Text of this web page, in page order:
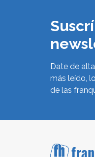
Date de
más leído,
de las